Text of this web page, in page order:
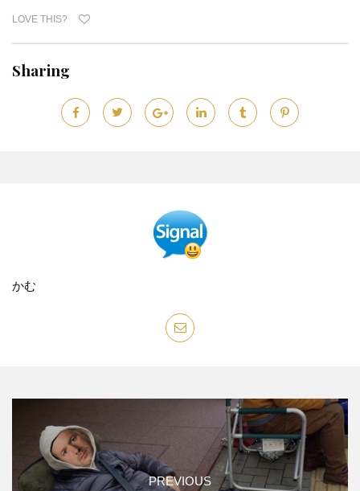
LOVE THIS?
Sharing
かむ
PREVIOUS